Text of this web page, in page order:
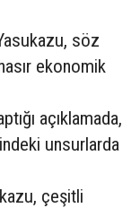
söz
ekonomik
açıklamada,
unsurlarda
çeşitli